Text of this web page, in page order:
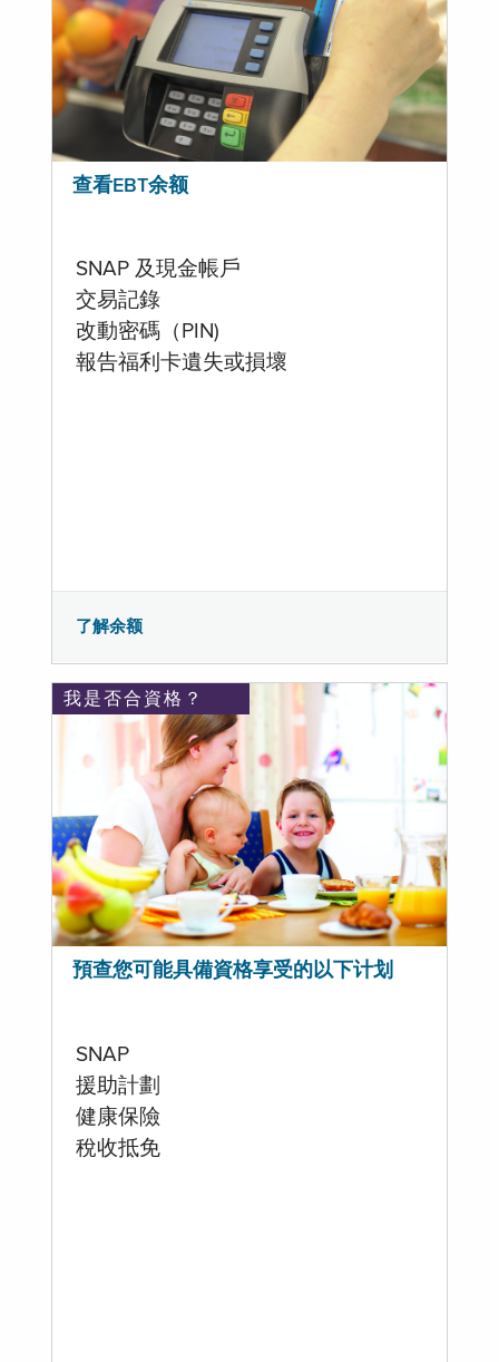
查看EBT余额
SNAP 及現金帳戶
交易記錄
改動密碼（PIN)
報告福利卡遺失或損壞
了解余额
我是否合資格？
預查您可能具備資格享受的以下计划
SNAP
援助計劃
健康保險
稅收抵免